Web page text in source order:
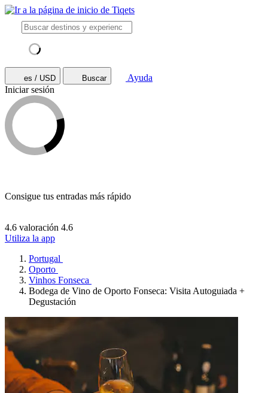
es / USD Buscar
Ayuda
Iniciar sesión
Consigue tus entradas más rápido
4.6 valoración 4.6
Utiliza la app
Portugal
Oporto
Vinhos Fonseca
Bodega de Vino de Oporto Fonseca: Visita Autoguiada +
Degustación